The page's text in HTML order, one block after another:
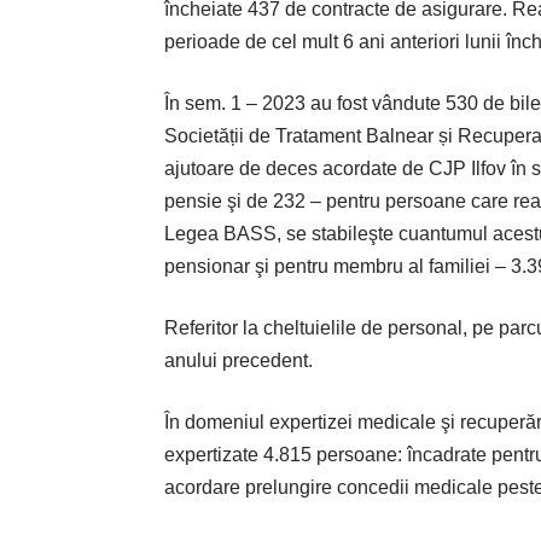
încheiate 437 de contracte de asigurare.
perioade de cel mult 6 ani anteriori lunii
În sem. 1 – 2023 au fost vândute 530 de
Societății de Tratament Balnear și
ajutoare de deces acordate de CJP Ilfov în
pensie şi de 232 – pentru persoane care
Legea BASS, se stabileşte cuantumul
pensionar şi pentru membru al familiei –
Referitor la cheltuielile de personal, pe
anului precedent.
În domeniul expertizei medicale şi
expertizate 4.815 persoane: încadrate
acordare prelungire concedii medicale